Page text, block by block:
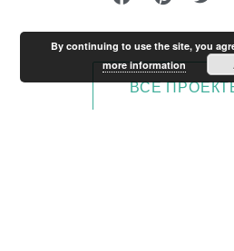
ВСЕ
By continuing to use the site, you
more information